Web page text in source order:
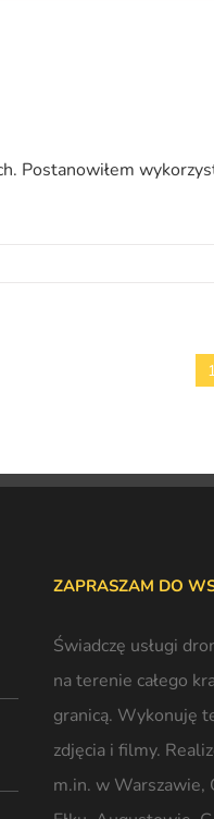
Postanowiłem
ZAPRASZAM DO
Świadczę usługi
na terenie całego
granicą. Wykonuję
zdjęcia i filmy.
m.in. w Warszawie,